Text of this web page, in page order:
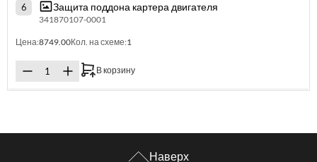
6 Защита поддона картера двигателя
341870107-0001
Цена:8749.00Кол. на схеме:1
В корзину
Наверх